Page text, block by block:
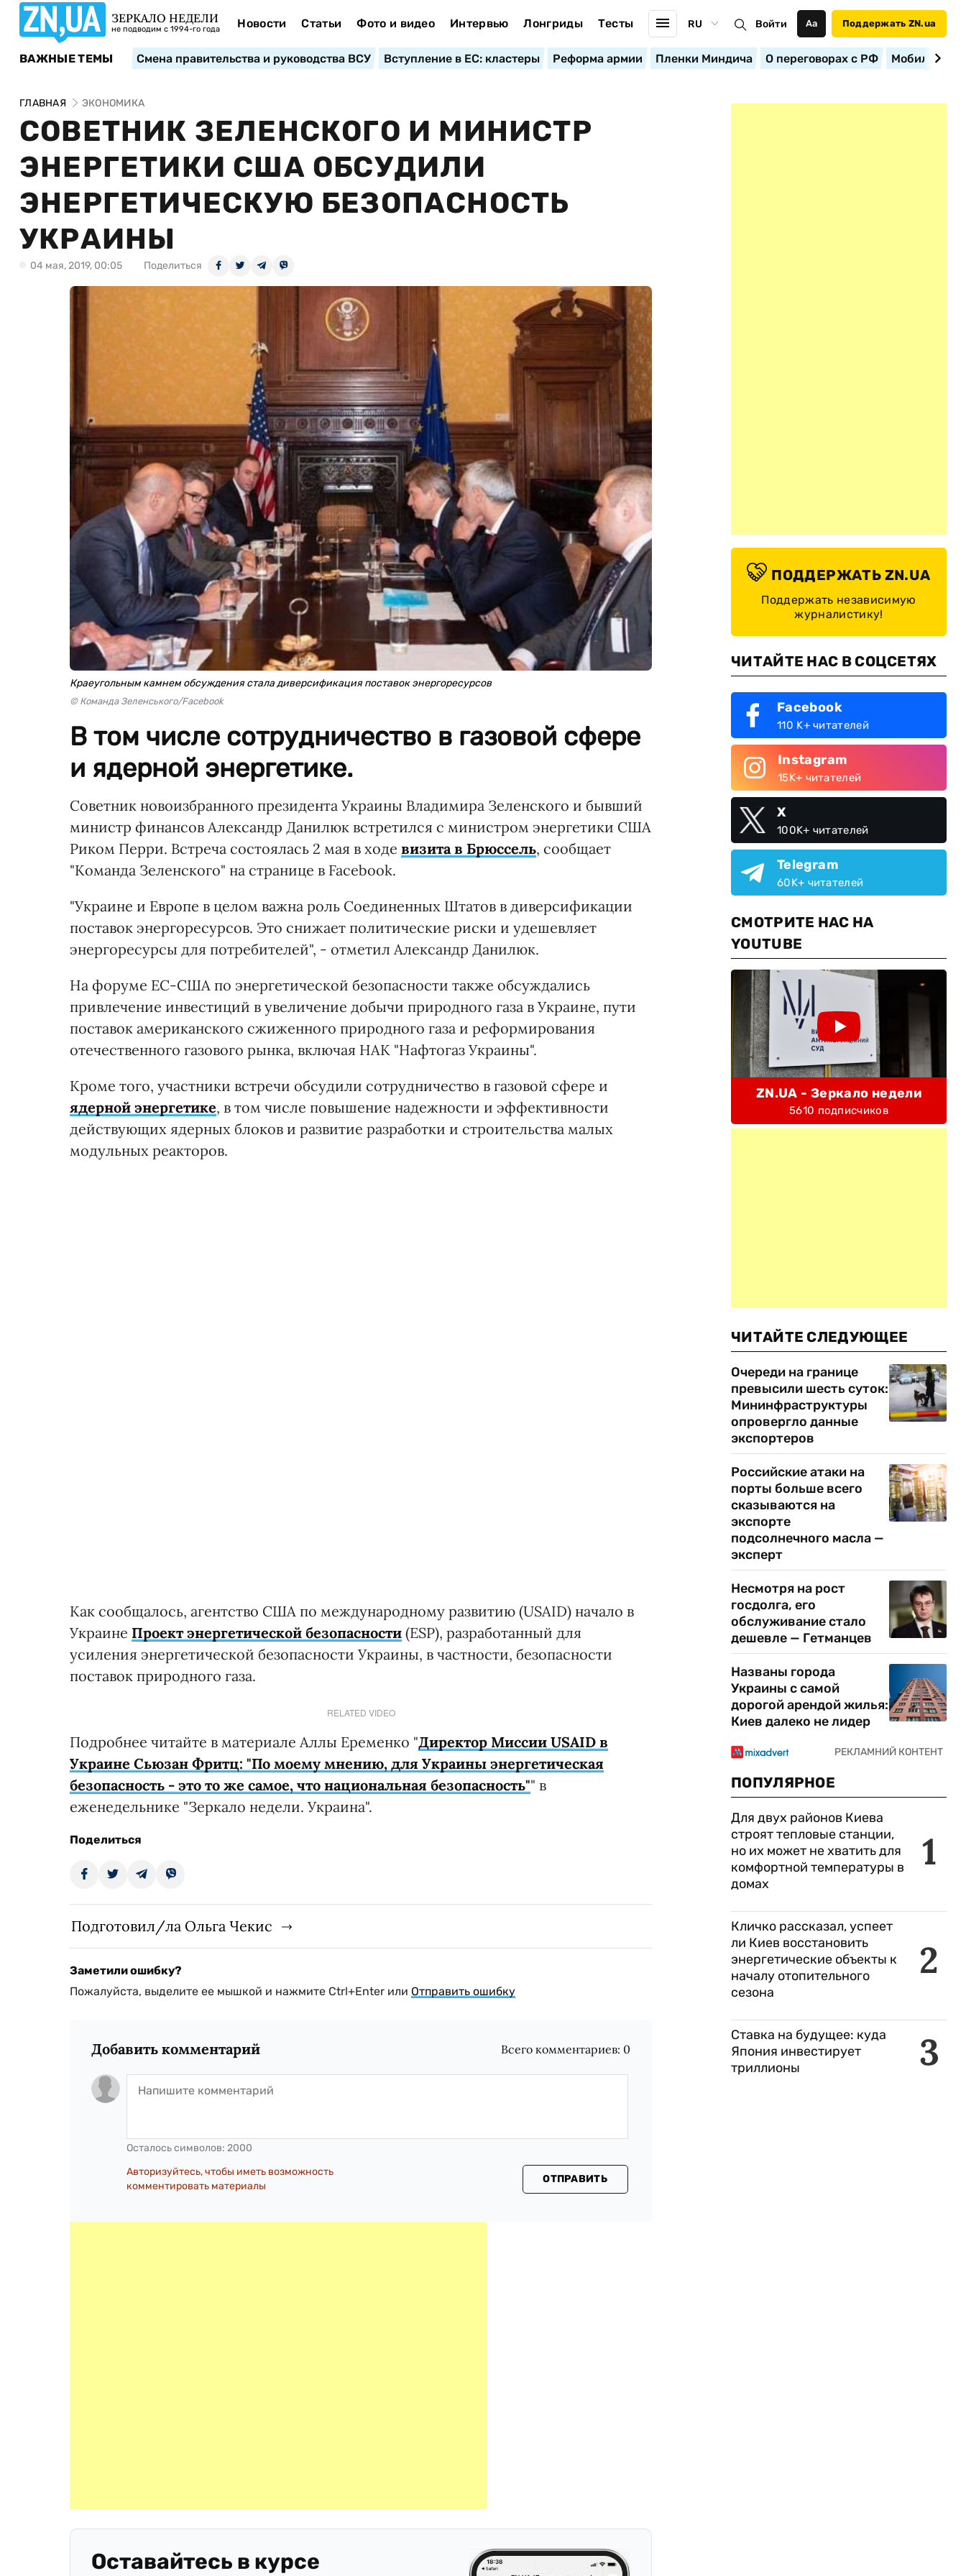
ЗЕРКАЛО НЕДЕЛИ
не подводим с 1994-го года Новости Статьи Фото и видео Интервью Лонгриды Тесты RU Войти Аа Поддержать ZN.ua
ВАЖНЫЕ ТЕМЫ Смена правительства и руководства ВСУ Вступление в ЕС: кластеры Реформа армии Пленки Миндича О переговорах с РФ
ГЛАВНАЯ ЭКОНОМИКА
СОВЕТНИК ЗЕЛЕНСКОГО И МИНИСТР
ЭНЕРГЕТИКИ США ОБСУДИЛИ
ЭНЕРГЕТИЧЕСКУЮ БЕЗОПАСНОСТЬ
УКРАИНЫ
04 мая, 2019, 00:05 Поделиться
Краеугольным камнем обсуждения стала диверсификация поставок энергоресурсов
© Команда Зеленського/Facebook
В том числе сотрудничество в газовой сфере
и ядерной энергетике.
Советник новоизбранного президента Украины Владимира Зеленского и бывший
министр финансов Александр Данилюк встретился с министром энергетики США
Риком Перри. Встреча состоялась 2 мая в ходе визита в Брюссель, сообщает
"Команда Зеленского" на странице в Facebook.
"Украине и Европе в целом важна роль Соединенных Штатов в диверсификации
поставок энергоресурсов. Это снижает политические риски и удешевляет
энергоресурсы для потребителей", - отметил Александр Данилюк.
На форуме ЕС-США по энергетической безопасности также обсуждались
привлечение инвестиций в увеличение добычи природного газа в Украине, пути
поставок американского сжиженного природного газа и реформирования
отечественного газового рынка, включая НАК "Нафтогаз Украины".
Кроме того, участники встречи обсудили сотрудничество в газовой сфере и
ядерной энергетике, в том числе повышение надежности и эффективности
действующих ядерных блоков и развитие разработки и строительства малых
модульных реакторов.
Как сообщалось, агентство США по международному развитию (USAID) начало в
Украине Проект энергетической безопасности (ESP), разработанный для
усиления энергетической безопасности Украины, в частности, безопасности
поставок природного газа.
RELATED VIDEO
Подробнее читайте в материале Аллы Еременко "Директор Миссии USAID в
Украине Сьюзан Фритц: "По моему мнению, для Украины энергетическая
безопасность - это то же самое, что национальная безопасность"" в
еженедельнике "Зеркало недели. Украина".
Поделиться
Подготовил/ла Ольга Чекис
Заметили ошибку?
Пожалуйста, выделите ее мышкой и нажмите Ctrl+Enter или Отправить ошибку
Добавить комментарий Всего комментариев: 0
Осталось символов: 2000
Авторизуйтесь, чтобы иметь возможность
комментировать материалы
ОТПРАВИТЬ
Оставайтесь в курсе
ПОДДЕРЖАТЬ ZN.UA
Поддержать независимую
журналистику!
ЧИТАЙТЕ НАС В СОЦСЕТЯХ
Facebook
110 K+ читателей
Instagram
15K+ читателей
X
100K+ читателей
Telegram
60K+ читателей
СМОТРИТЕ НАС НА
YOUTUBE
ZN.UA - Зеркало недели
5610 подписчиков
ЧИТАЙТЕ СЛЕДУЮЩЕЕ
Очереди на границе
превысили шесть суток:
Мининфраструктуры
опровергло данные
экспортеров
Российские атаки на
порты больше всего
сказываются на
экспорте
подсолнечного масла —
эксперт
Несмотря на рост
госдолга, его
обслуживание стало
дешевле — Гетманцев
Названы города
Украины с самой
дорогой арендой жилья:
Киев далеко не лидер
ПОПУЛЯРНОЕ
1
Для двух районов Киева
строят тепловые станции,
но их может не хватить для
комфортной температуры в
домах
2
Кличко рассказал, успеет
ли Киев восстановить
энергетические объекты к
началу отопительного
сезона
3
Ставка на будущее: куда
Япония инвестирует
триллионы